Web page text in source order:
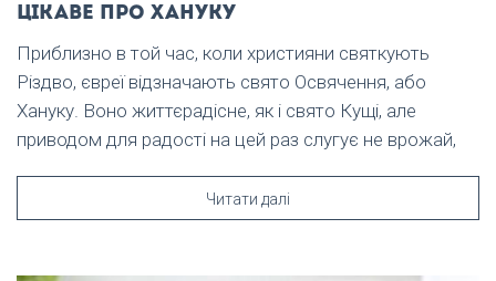
Цікаве про хануку
Приблизно в той час, коли християни святкують
Різдво, євреї відзначають свято Освячення, або
Хануку. Воно життєрадісне, як і свято Кущі, але
приводом для радості на цей раз слугує не врожай,
Читати далі